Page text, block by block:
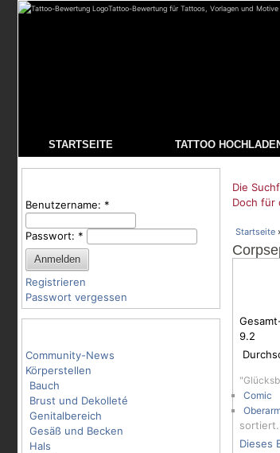
Tattoo-Bewertung für Tattoos, Vorlagen und Motive
STARTSEITE TATTOO
Benutzername: *
Passwort: *
Registrieren
Passwort vergessen
Community-News
Körperstellen
Bauch
Brust und Dekolleté
Genitalbereich
Gesäß und Becken
Hals
Die
Doch für
Startseite
9.2
Comic
sortiert.
Dieses